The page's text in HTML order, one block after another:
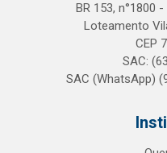
BR 153, n°1800
Loteamento
CEP
SAC:
SAC (WhatsApp)